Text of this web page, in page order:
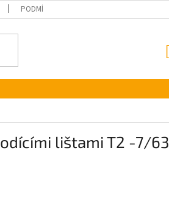
PODMÍNKY OCHRANY OSOBNÍCH ÚDAJŮ
lištami T2 -7/63